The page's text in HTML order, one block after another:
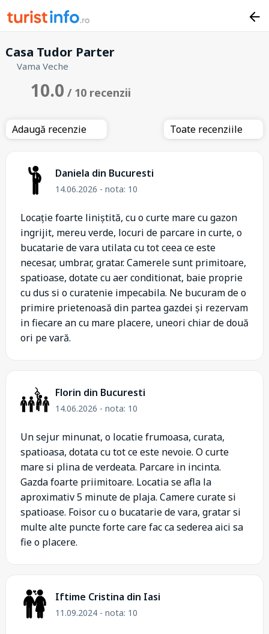
Casa Tudor Parter
Vama Veche
10.0 / 10 recenzii
Adaugă recenzie Toate recenziile
Daniela din Bucuresti
14.06.2026 - nota: 10
Locație foarte liniștită, cu o curte mare cu gazon
ingrijit, mereu verde, locuri de parcare in curte, o
bucatarie de vara utilata cu tot ceea ce este
necesar, umbrar, gratar. Camerele sunt primitoare,
spatioase, dotate cu aer conditionat, baie proprie
cu dus si o curatenie impecabila. Ne bucuram de o
primire prietenoasă din partea gazdei și rezervam
in fiecare an cu mare placere, uneori chiar de două
ori pe vară.
Florin din Bucuresti
14.06.2026 - nota: 10
Un sejur minunat, o locatie frumoasa, curata,
spatioasa, dotata cu tot ce este nevoie. O curte
mare si plina de verdeata. Parcare in incinta.
Gazda foarte priimitoare. Locatia se afla la
aproximativ 5 minute de plaja. Camere curate si
spatioase. Foisor cu o bucatarie de vara, gratar si
multe alte puncte forte care fac ca sederea aici sa
fie o placere.
Iftime Cristina din Iasi
11.09.2024 - nota: 10